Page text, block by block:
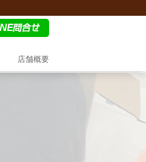
店舗概要